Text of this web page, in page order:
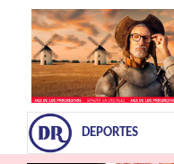
DEPORTES